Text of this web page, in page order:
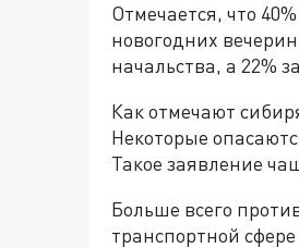
Отмечается, что
новогодних
начальства, а 22%
Как отмечают
Некоторые
Такое заявление
Больше всего
транспортной сфере